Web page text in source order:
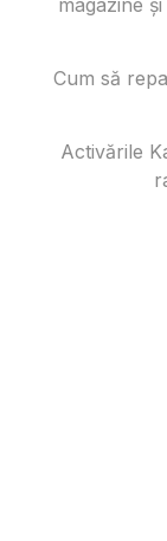
magazine
Cum să
Activările